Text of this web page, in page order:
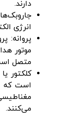
دارند.
انرژی
پروانه:
موتور
متصل
کلکتور
است که
می‌کنند.